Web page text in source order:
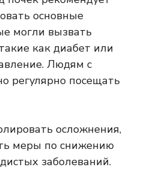
основные
могли вызвать
как диабет или
Людям с
регулярно посещать
осложнения,
меры по снижению
заболеваний.